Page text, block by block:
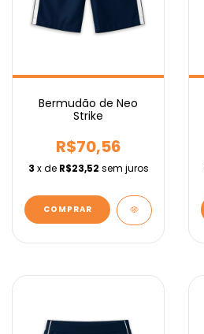
Bermudão de Neo
Strike
R$70,56
3 x de R$23,52 sem juros
COMPRAR